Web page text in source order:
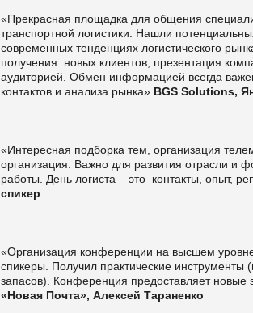
«Прекрасная площадка для общения
транспортной логистики. Нашли
современных тенденциях логистического
получения новых клиентов, презентация
аудиторией. Обмен информацией всегда
контактов и анализа рынка». BGS Solutions,
«Интересная подборка тем, организация
организация. Важно для развития отрасли и
работы. День логиста – это контакты, опыт,
спикер
«Организация конференции на высшем
спикеры. Получил практические инструменты
запасов). Конференция предоставляет новые
«Новая Почта», Алексей Тараненко